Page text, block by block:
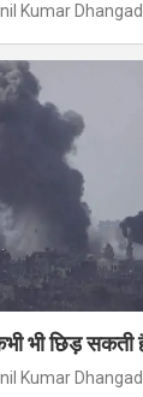
Kumar
भी छिड़ सकती
Kumar